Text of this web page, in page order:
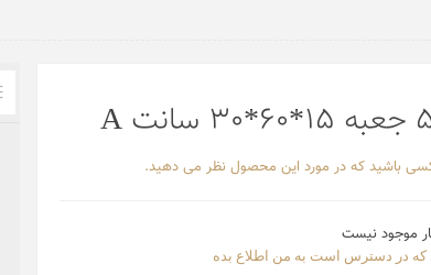
باشید که در مورد این محصول نظر می دهید.
موجود نیست